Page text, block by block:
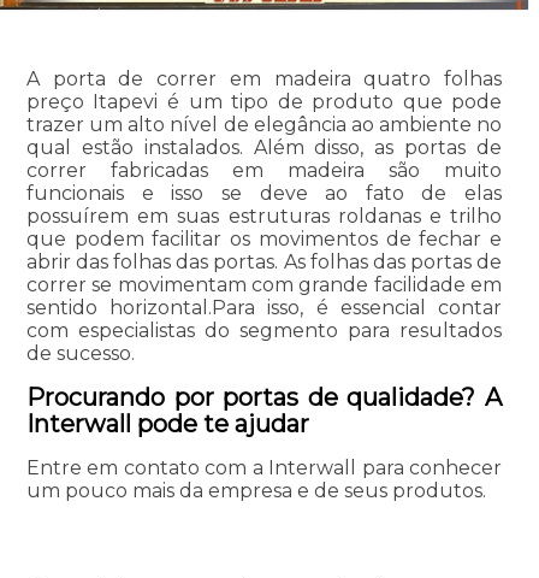
A porta de correr em madeira quatro folhas
preço Itapevi é um tipo de produto que pode
trazer um alto nível de elegância ao ambiente no
qual estão instalados. Além disso, as portas de
correr fabricadas em madeira são muito
funcionais e isso se deve ao fato de elas
possuírem em suas estruturas roldanas e trilho
que podem facilitar os movimentos de fechar e
abrir das folhas das portas. As folhas das portas de
correr se movimentam com grande facilidade em
sentido horizontal.Para isso, é essencial contar
com especialistas do segmento para resultados
de sucesso.
Procurando por portas de qualidade? A
Interwall pode te ajudar
Entre em contato com a Interwall para conhecer
um pouco mais da empresa e de seus produtos.